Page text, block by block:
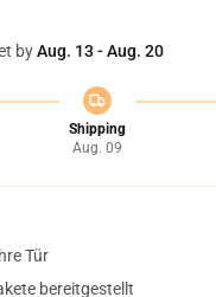
byAug. 13 - Aug. 20
Shipping
Aug. 09
Tür
bereitgestellt